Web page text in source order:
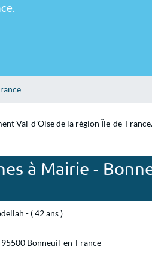
Val-d'Oise de la région Île-de-
à Mairie -
- ( 42 ans )
95500 Bonneuil-en-France